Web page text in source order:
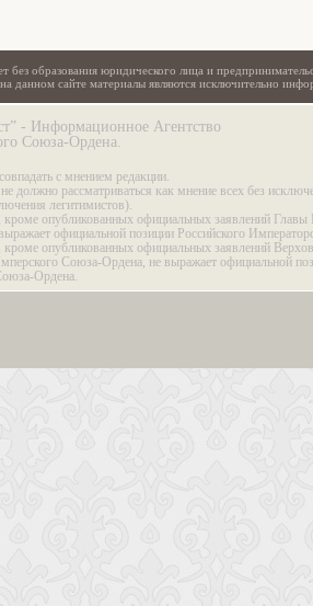
без образования юридического лица и
данном сайте материалы являются исключительно
- Информационное Агентство
Союза-Ордена.
с мнением редакции.
должно рассматриваться как мнение всех без
легитимистов).
кроме опубликованных официальных заявлений Главы
официальной позиции Российского
кроме опубликованных официальных заявлений
Союза-Ордена, не выражает официальной
Ордена.